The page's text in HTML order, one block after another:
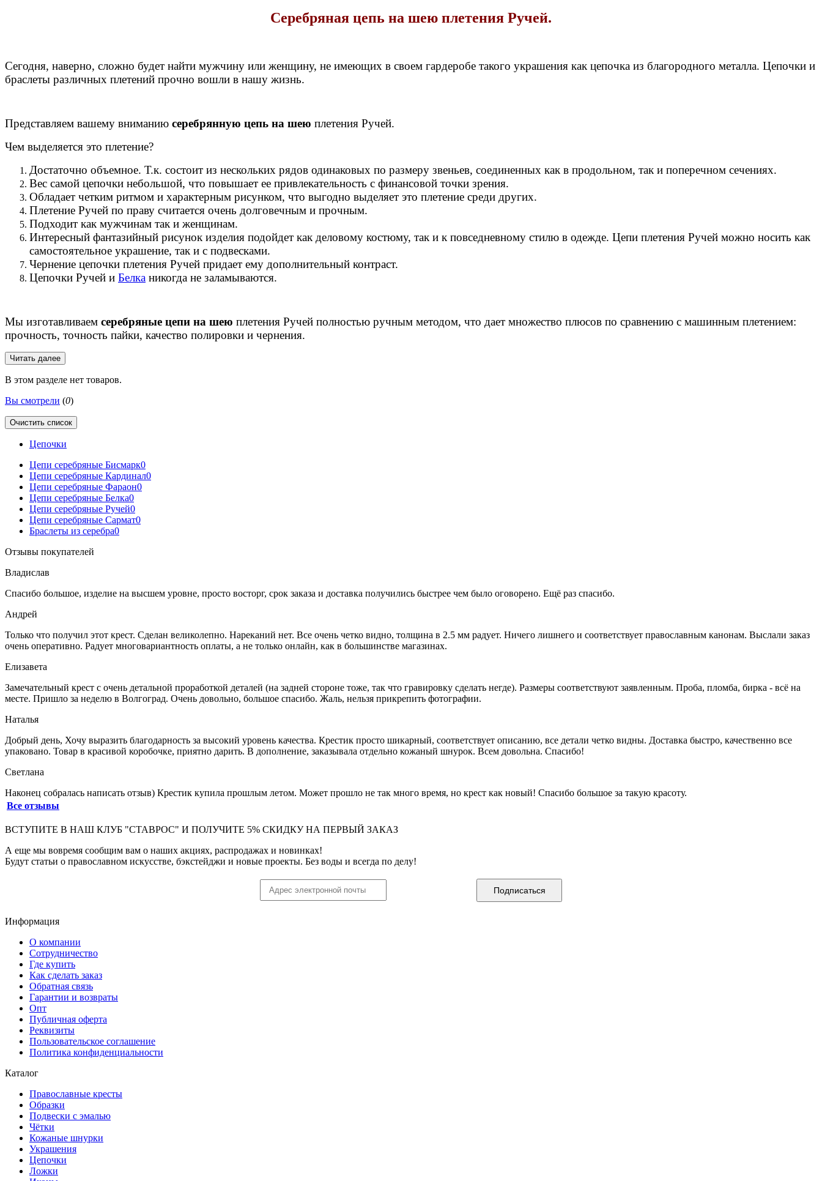
Серебряная цепь на шею плетения Ручей.
Сегодня, наверно, сложно будет найти мужчину или женщину, не имеющих в своем гардеробе такого украшения как цепочка из благородного металла. Цепочки и
браслеты различных плетений прочно вошли в нашу жизнь.
Представляем вашему вниманию серебрянную цепь на шею плетения Ручей.
Чем выделяется это плетение?
Достаточно объемное. Т.к. состоит из нескольких рядов одинаковых по размеру звеньев, соединенных как в продольном, так и поперечном сечениях.
Вес самой цепочки небольшой, что повышает ее привлекательность с финансовой точки зрения.
Обладает четким ритмом и характерным рисунком, что выгодно выделяет это плетение среди других.
Плетение Ручей по праву считается очень долговечным и прочным.
Подходит как мужчинам так и женщинам.
Интересный фантазийный рисунок изделия подойдет как деловому костюму, так и к повседневному стилю в одежде. Цепи плетения Ручей можно носить как
самостоятельное украшение, так и с подвесками.
Чернение цепочки плетения Ручей придает ему дополнительный контраст.
Цепочки Ручей и Белка никогда не заламываются.
Мы изготавливаем серебряные цепи на шею плетения Ручей полностью ручным методом, что дает множество плюсов по сравнению с машинным плетением:
прочность, точность пайки, качество полировки и чернения.
Читать далее
В этом разделе нет товаров.
Вы смотрели (0)
Очистить список
Цепочки
Цепи серебряные Бисмарк0
Цепи серебряные Кардинал0
Цепи серебряные Фараон0
Цепи серебряные Белка0
Цепи серебряные Ручей0
Цепи серебряные Сармат0
Браслеты из серебра0
Отзывы покупателей
Владислав
Спасибо большое, изделие на высшем уровне, просто восторг, срок заказа и доставка получились быстрее чем было оговорено. Ещё раз спасибо.
Андрей
Только что получил этот крест. Сделан великолепно. Нареканий нет. Все очень четко видно, толщина в 2.5 мм радует. Ничего лишнего и соответствует православным канонам. Выслали заказ
очень оперативно. Радует многовариантность оплаты, а не только онлайн, как в большинстве магазинах.
Елизавета
Замечательный крест с очень детальной проработкой деталей (на задней стороне тоже, так что гравировку сделать негде). Размеры соответствуют заявленным. Проба, пломба, бирка - всё на
месте. Пришло за неделю в Волгоград. Очень довольно, большое спасибо. Жаль, нельзя прикрепить фотографии.
Наталья
Добрый день, Хочу выразить благодарность за высокий уровень качества. Крестик просто шикарный, соответствует описанию, все детали четко видны. Доставка быстро, качественно все
упаковано. Товар в красивой коробочке, приятно дарить. В дополнение, заказывала отдельно кожаный шнурок. Всем довольна. Спасибо!
Светлана
Наконец собралась написать отзыв) Крестик купила прошлым летом. Может прошло не так много время, но крест как новый! Спасибо большое за такую красоту.
Все отзывы
ВСТУПИТЕ В НАШ КЛУБ "СТАВРОС" И ПОЛУЧИТЕ 5% СКИДКУ НА ПЕРВЫЙ ЗАКАЗ
А еще мы вовремя сообщим вам о наших акциях, распродажах и новинках!
Будут статьи о православном искусстве, бэкстейджи и новые проекты. Без воды и всегда по делу!
Информация
О компании
Сотрудничество
Где купить
Как сделать заказ
Обратная связь
Гарантии и возвраты
Опт
Публичная оферта
Реквизиты
Пользовательское соглашение
Политика конфиденциальности
Каталог
Православные кресты
Образки
Подвески с эмалью
Чётки
Кожаные шнурки
Украшения
Цепочки
Ложки